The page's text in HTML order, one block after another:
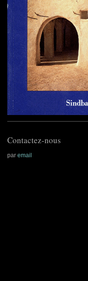
Contactez-nous
par email